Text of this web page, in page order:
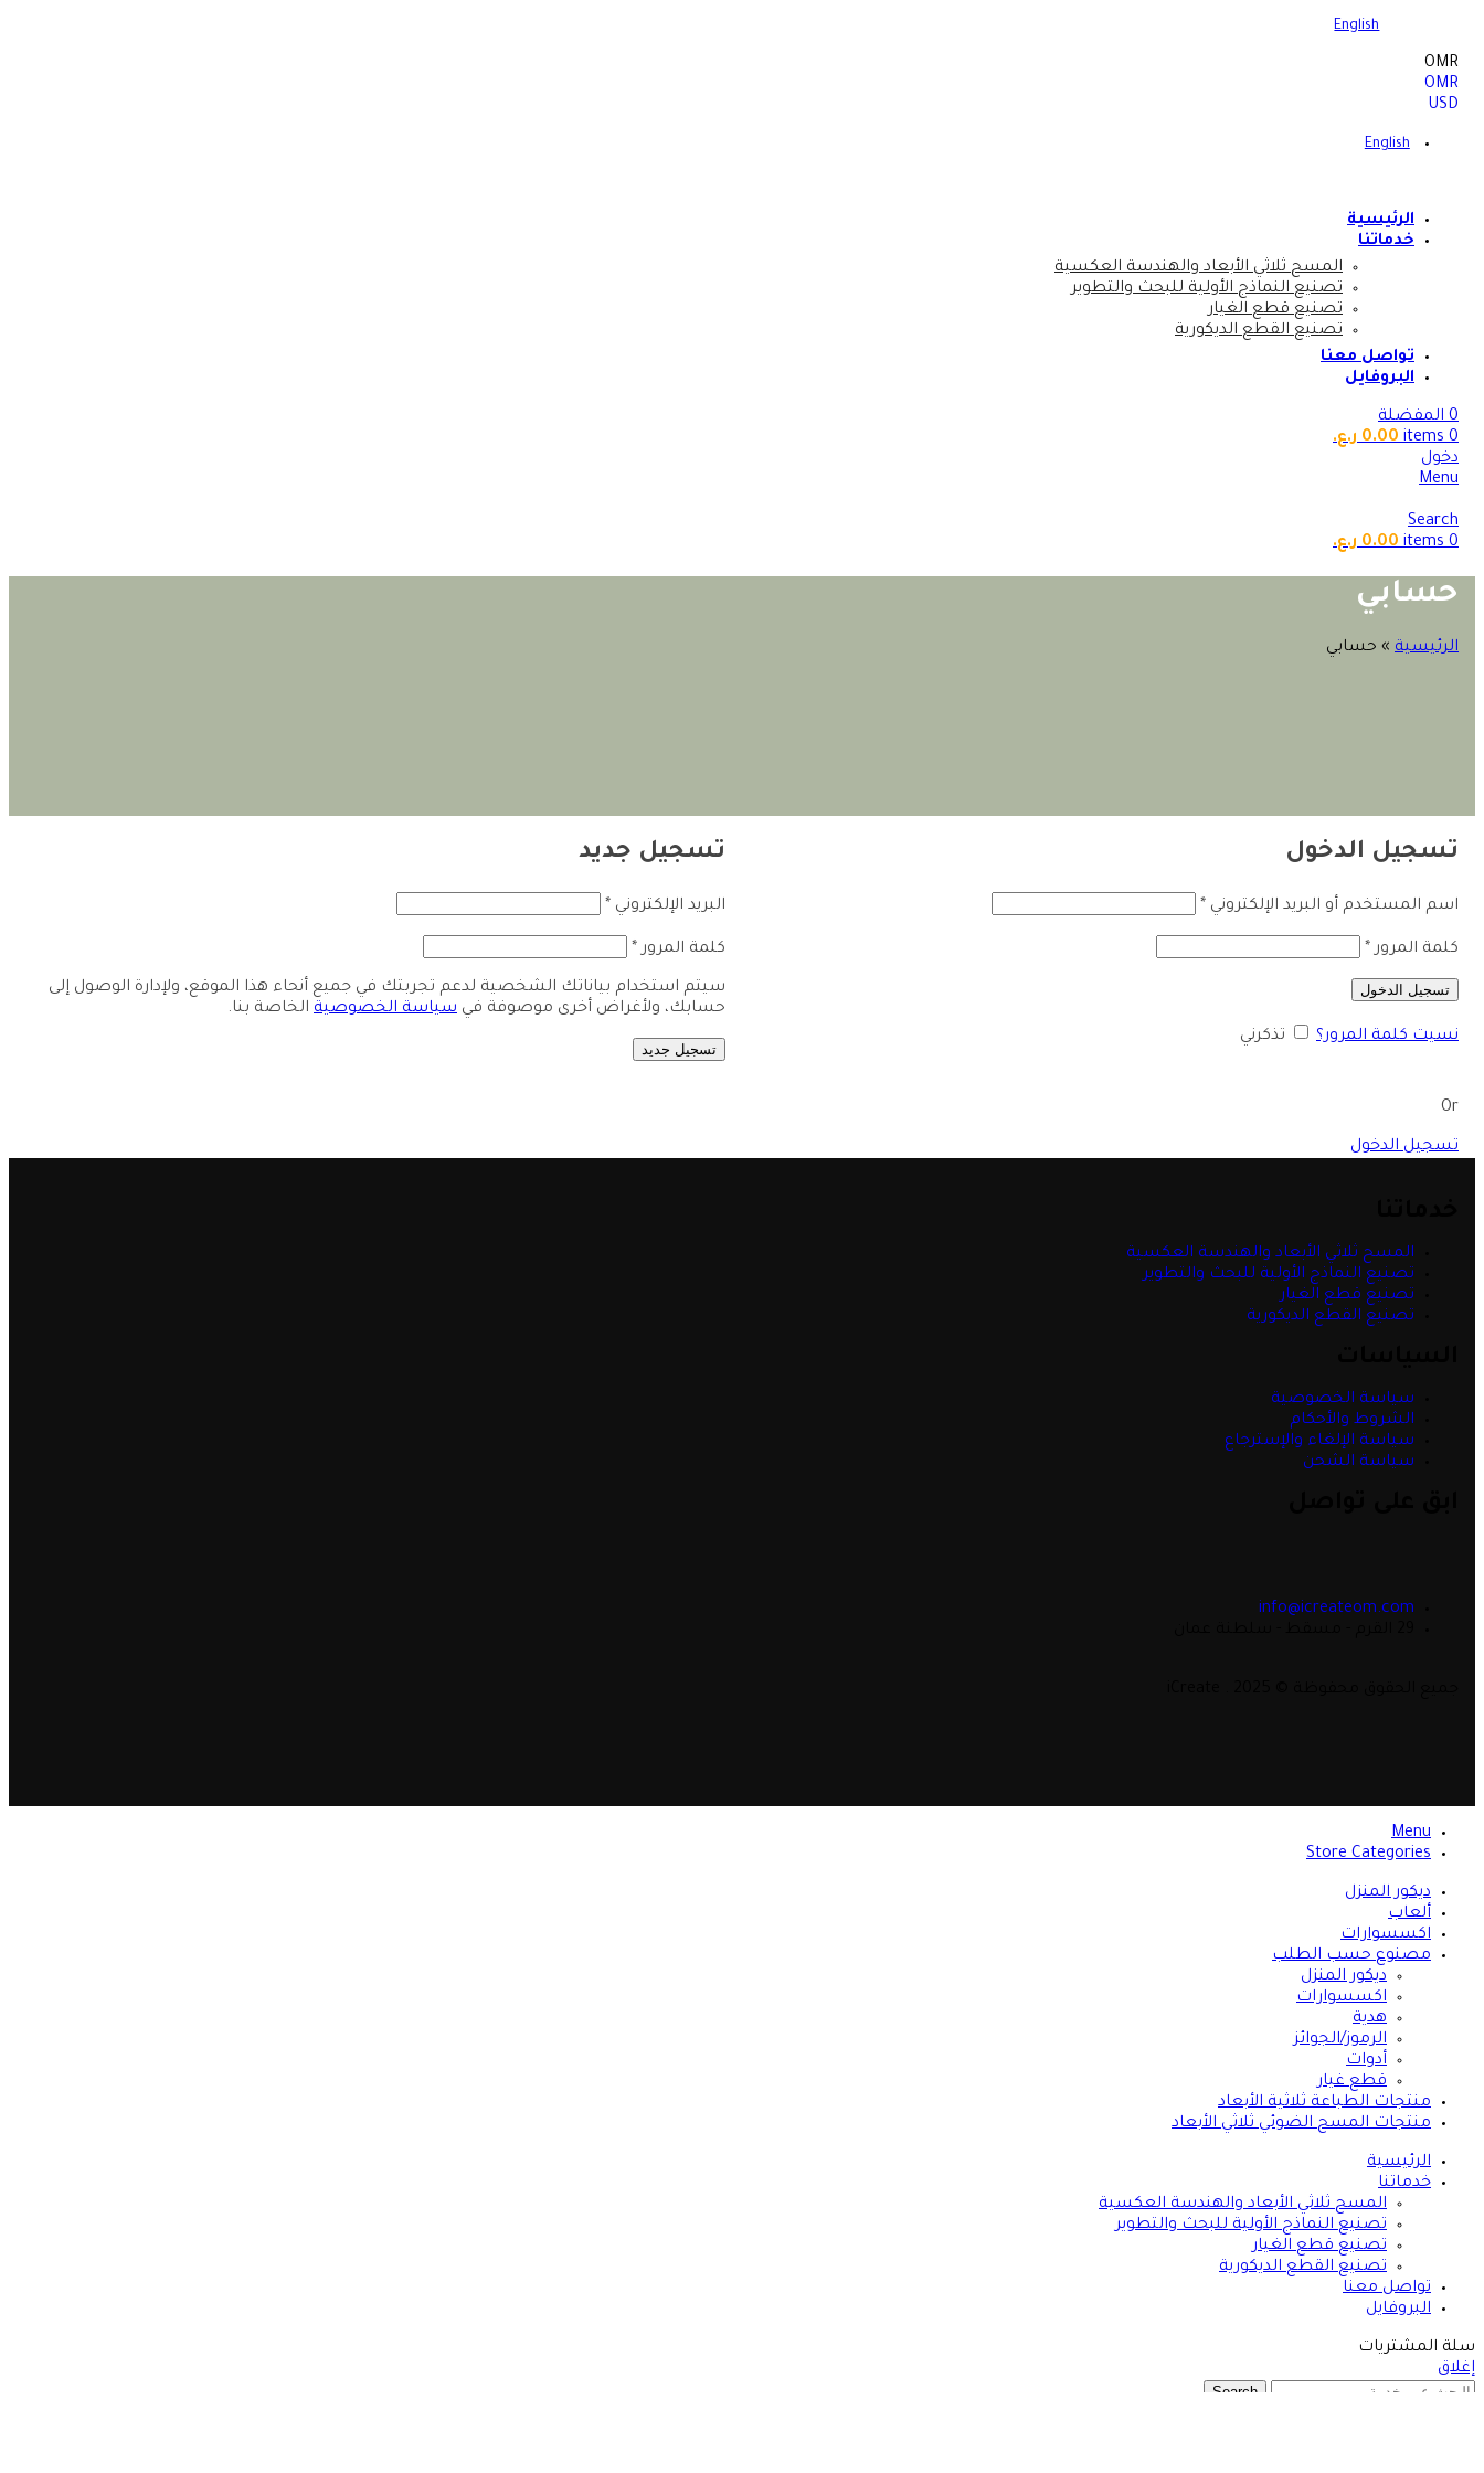
English
OMR
OMR
USD
English
الرئيسية
خدماتنا
المسح ثلاثي الأبعاد والهندسة العكسية
تصنيع النماذج الأولية للبحث والتطوير
تصنيع قطع الغيار
تصنيع القطع الديكورية
تواصل معنا
البروفايل
0 المفضلة
0
items
0.00 ر.ع.
دخول
Menu
Search
0
items
0.00 ر.ع.
حسابي
الرئيسية » حسابي
تسجيل الدخول
اسم المستخدم أو البريد الإلكتروني *
كلمة المرور*
تسجيل الدخول
نسيت كلمة المرور؟ تذكرني
تسجيل جديد
البريد الإلكتروني *
كلمة المرور*
سيتم استخدام بياناتك الشخصية لدعم تجربتك في جميع أنحاء هذا الموقع، ولإدارة الوصول إلى
حسابك، ولأغراض أخرى موصوفة في سياسة الخصوصية الخاصة بنا.
تسجيل جديد
Or
تسجيل الدخول
المسح ثلاثي الأبعاد والهندسة العكسية
تصنيع النماذج الأولية للبحث والتطوير
تصنيع قطع الغيار
تصنيع القطع الديكورية
سياسة الخصوصية
الشروط والأحكام
سياسة الإلغاء والإسترجاع
سياسة الشحن
info@icreateom.com
Menu
Store Categories
ديكور المنزل
ألعاب
اكسسوارات
مصنوع حسب الطلب
ديكور المنزل
اكسسوارات
هدية
الرموز/الجوائز
أدوات
قطع غيار
منتجات الطباعة ثلاثية الأبعاد
منتجات المسح الضوئي ثلاثي الأبعاد
الرئيسية
خدماتنا
المسح ثلاثي الأبعاد والهندسة العكسية
تصنيع النماذج الأولية للبحث والتطوير
تصنيع قطع الغيار
تصنيع القطع الديكورية
تواصل معنا
البروفايل
سلة المشتريات
إغلاق
Search